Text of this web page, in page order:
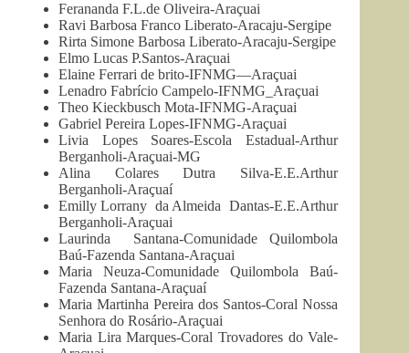
Ferananda F.L.de Oliveira-Araçuai
Ravi Barbosa Franco Liberato-Aracaju-Sergipe
Rirta Simone Barbosa Liberato-Aracaju-Sergipe
Elmo Lucas P.Santos-Araçuai
Elaine Ferrari de brito-IFNMG—Araçuai
Lenadro Fabrício Campelo-IFNMG_Araçuai
Theo Kieckbusch Mota-IFNMG-Araçuai
Gabriel Pereira Lopes-IFNMG-Araçuai
Livia Lopes Soares-Escola Estadual-Arthur
Berganholi-Araçuai-MG
Alina Colares Dutra Silva-E.E.Arthur
Berganholi-Araçuaí
Emilly Lorrany da Almeida Dantas-E.E.Arthur
Berganholi-Araçuai
Laurinda Santana-Comunidade Quilombola
Baú-Fazenda Santana-Araçuai
Maria Neuza-Comunidade Quilombola Baú-
Fazenda Santana-Araçuaí
Maria Martinha Pereira dos Santos-Coral Nossa
Senhora do Rosário-Araçuai
Maria Lira Marques-Coral Trovadores do Vale-